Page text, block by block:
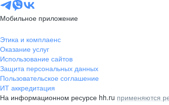
Мобильное приложение
Этика и комплаенс
Оказание услуг
Использование сайтов
Защита персональных данных
Пользовательское соглашение
ИТ аккредитация
На информационном ресурсе hh.ru применяются